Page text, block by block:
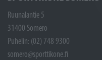
Ruunalantie 5
31400 Somero
Puhelin: (02) 748 9300
somero@sporttikone.fi